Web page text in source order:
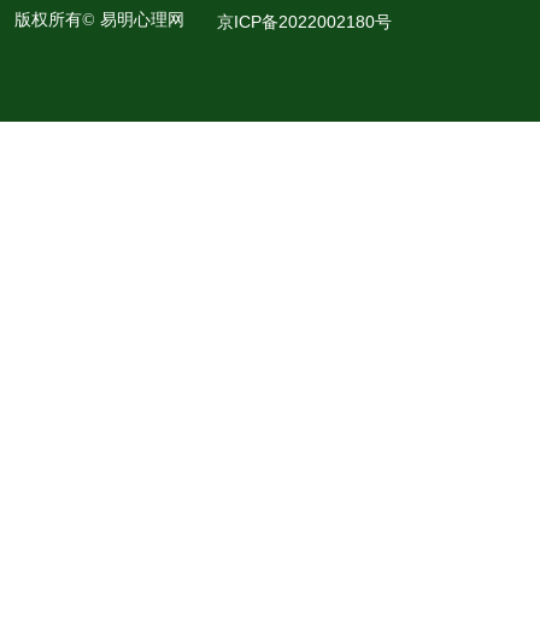
版权所有© 易明心理网 京ICP备2022002180号